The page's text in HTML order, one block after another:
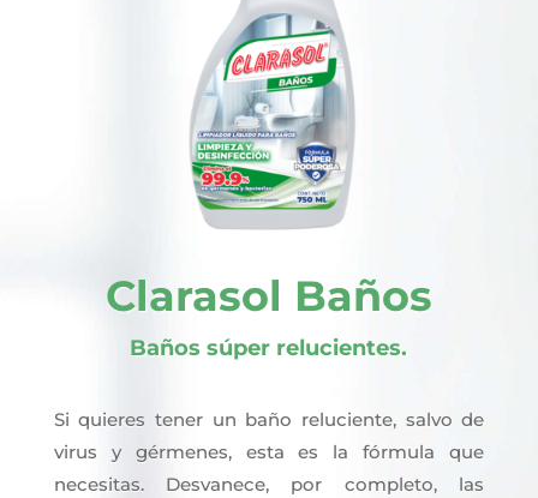
Clarasol Baños
Baños súper relucientes.
Si quieres tener un baño reluciente, salvo de
virus y gérmenes, esta es la fórmula que
necesitas. Desvanece, por completo, las